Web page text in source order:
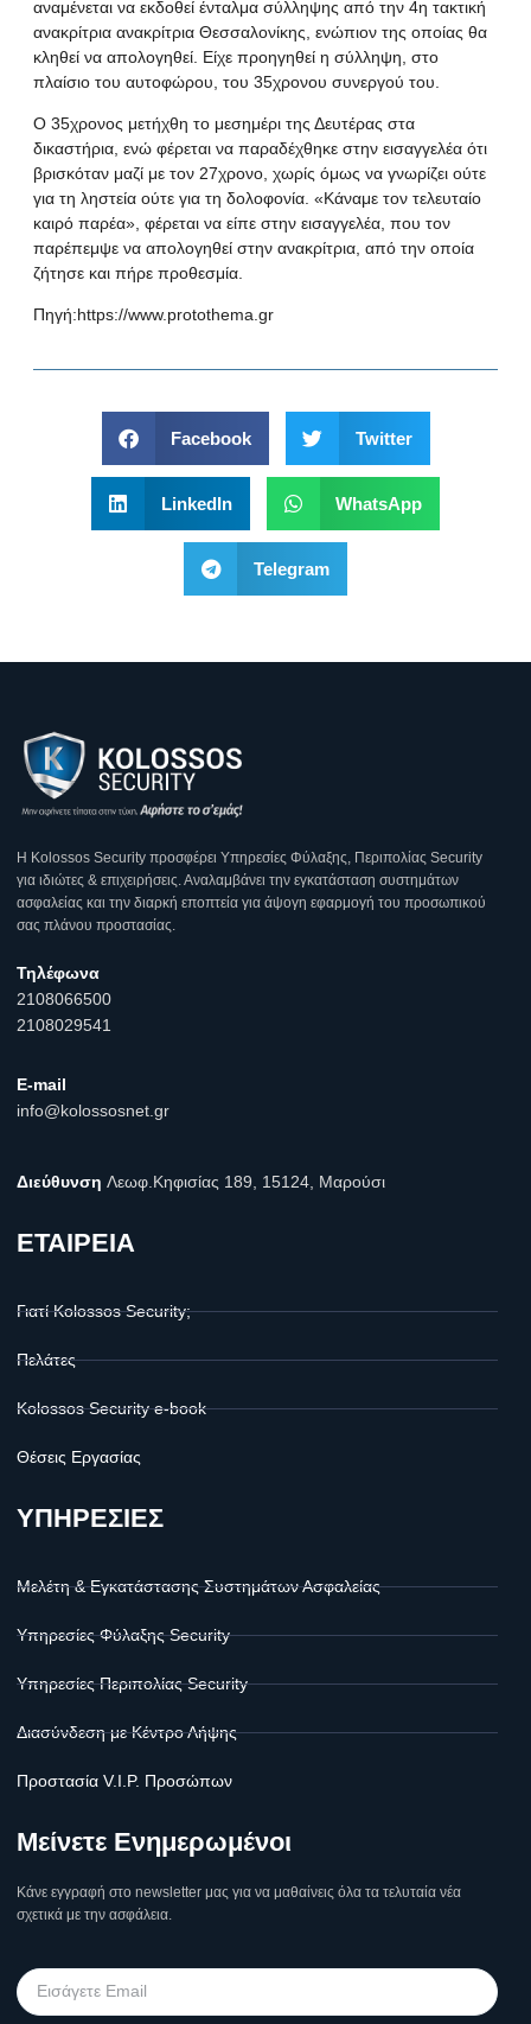
αναμένεται να εκδοθεί ένταλμα σύλληψης από την 4η τακτική
ανακρίτρια ανακρίτρια Θεσσαλονίκης, ενώπιον της οποίας θα
κληθεί να απολογηθεί. Είχε προηγηθεί η σύλληψη, στο
πλαίσιο του αυτοφώρου, του 35χρονου συνεργού του.
Ο 35χρονος μετήχθη το μεσημέρι της Δευτέρας στα
δικαστήρια, ενώ φέρεται να παραδέχθηκε στην εισαγγελέα ότι
βρισκόταν μαζί με τον 27χρονο, χωρίς όμως να γνωρίζει ούτε
για τη ληστεία ούτε για τη δολοφονία. «Κάναμε τον τελευταίο
καιρό παρέα», φέρεται να είπε στην εισαγγελέα, που τον
παρέπεμψε να απολογηθεί στην ανακρίτρια, από την οποία
ζήτησε και πήρε προθεσμία.
Πηγή:https://www.protothema.gr
Facebook Twitter
LinkedIn WhatsApp
Telegram
Η Κοlossos Security προσφέρει Υπηρεσίες Φύλαξης, Περιπολίας Security
για ιδιώτες & επιχειρήσεις. Αναλαμβάνει την εγκατάσταση συστημάτων
ασφαλείας και την διαρκή εποπτεία για άψογη εφαρμογή του προσωπικού
σας πλάνου προστασίας.
Τηλέφωνα
2108066500
2108029541
E-mail
info@kolossosnet.gr
Διεύθυνση Λεωφ.Κηφισίας 189, 15124, Μαρούσι
ΕΤΑΙΡΕΙΑ
Γιατί Kolossos Security;
Πελάτες
Kolossos Security e-book
Θέσεις Εργασίας
ΥΠΗΡΕΣΙΕΣ
Μελέτη & Εγκατάστασης Συστημάτων Ασφαλείας
Υπηρεσίες Φύλαξης Security
Υπηρεσίες Περιπολίας Security
Διασύνδεση με Κέντρο Λήψης
Προστασία V.I.P. Προσώπων
Μείνετε Ενημερωμένοι
Κάνε εγγραφή στο newsletter μας για να μαθαίνεις όλα τα τελυταία νέα
σχετικά με την ασφάλεια.